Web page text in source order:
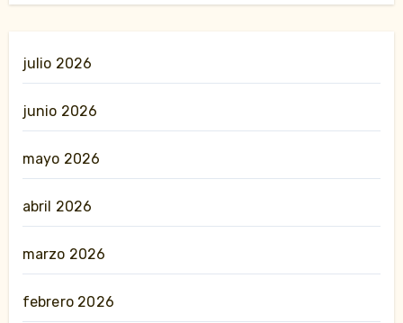
julio 2026
junio 2026
mayo 2026
abril 2026
marzo 2026
febrero 2026